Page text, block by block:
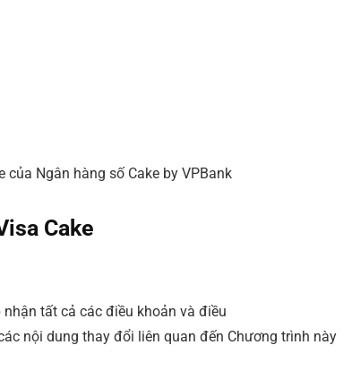
Ngân hàng số Cake by VPBank
Cake
tất cả các điều khoản và điều
nội dung thay đổi liên quan đến Chương trình này